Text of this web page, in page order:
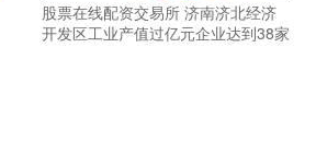
股票在线配资交易所 济南济北经济
开发区工业产值过亿元企业达到38家